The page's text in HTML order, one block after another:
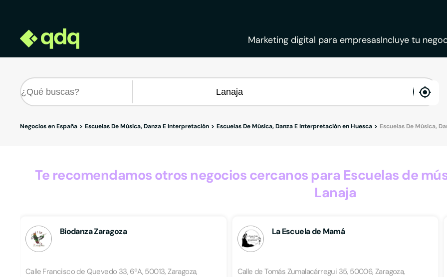
Marketing digital para empresasIncluye tu
Negocios en España Escuelas De Música, Danza E Interpretación Escuelas De Música, Danza E Interpretación en Huesca Escuelas De Música,
Te recomendamos otros negocios cercanos para Escuelas de
Lanaja
Biodanza Zaragoza
Calle Francisco de Quevedo 33, 6ºA, 50013, Zaragoza,
La Escuela de Mamá
Calle de Tomás Zumalacárregui 35, 50006, Zaragoza,